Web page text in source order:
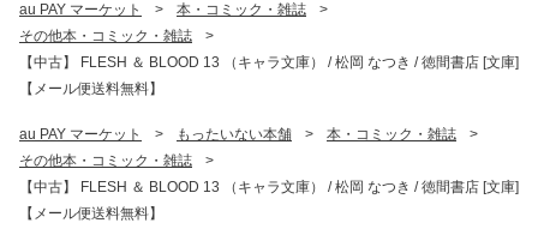
au PAY マーケット > 本・コミック・雑誌
>
その他本・コミック・雑誌
>
【中古】 FLESH ＆ BLOOD 13 （キャラ文庫） / 松岡 なつき / 徳間書店 [文庫]
【メール便送料無料】
au PAY マーケット > もったいない本舗 > 本・コミック・雑誌
>
その他本・コミック・雑誌
>
【中古】 FLESH ＆ BLOOD 13 （キャラ文庫） / 松岡 なつき / 徳間書店 [文庫]
【メール便送料無料】